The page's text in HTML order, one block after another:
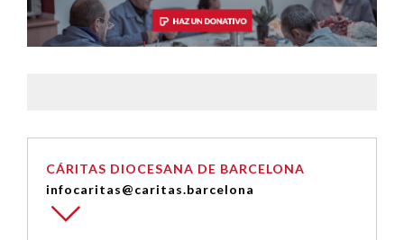
CÁRITAS DIOCESANA DE BARCELONA
infocaritas@caritas.barcelona